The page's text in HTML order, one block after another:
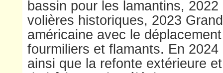
bassin pour les lamantins,
volières historiques, 2023
américaine avec le
fourmiliers et flamants. En
ainsi que la refonte extérieure